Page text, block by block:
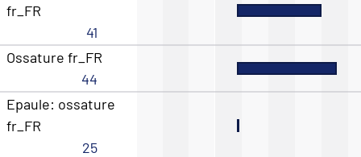
fr_FR
41
Ossature fr_FR
44
Epaule: ossature
fr_FR
25